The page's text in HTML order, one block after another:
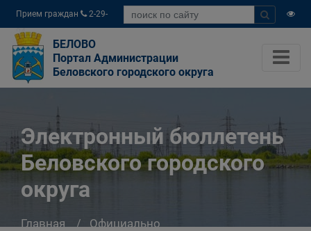
Прием граждан
2-29-
04
БЕЛОВО
Портал Администрации
Беловского городского округа
Электронный бюллетень
Беловского городского
округа
Главная
Официально